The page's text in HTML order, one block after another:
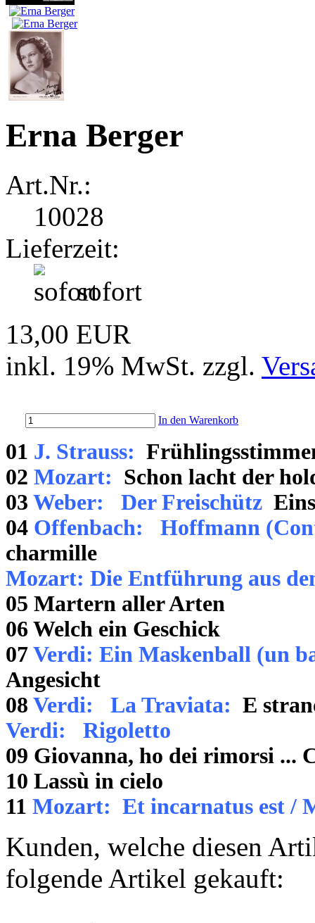
Erna Berger
Art.Nr.:
10028
Lieferzeit:
sofort
13,00 EUR
inkl. 19% MwSt. zzgl.
In den Warenkorb
01 J. Strauss:
02 Mozart: Schon lacht der
03 Weber: Der Freischütz
04 Offenbach: Hoffmann
charmille
Mozart: Die Entführung aus
05 Martern aller Arten
06 Welch ein Geschick
07 Verdi: Ein Maskenball (un
Angesicht
08 Verdi: La Traviata: E
Verdi: Rigoletto
09 Giovanna, ho dei rimorsi ...
10 Lassù in cielo
11 Mozart: Et incarnatus est /
Kunden, welche diesen
folgende Artikel gekauft: